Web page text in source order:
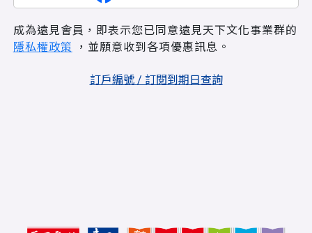
成為遠見會員，即表示您已同意遠見天下文化事業群的
隱私權政策 ，並願意收到各項優惠訊息。
訂戶編號 / 訂閱到期日查詢